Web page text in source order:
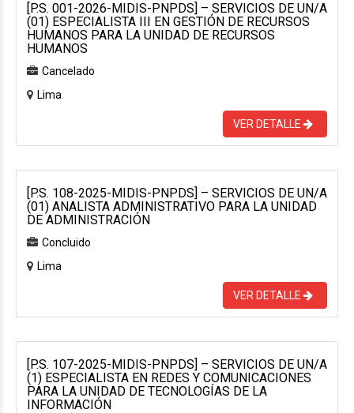
[P.S. 001-2026-MIDIS-PNPDS] – SERVICIOS DE UN/A
(01) ESPECIALISTA III EN GESTIÓN DE RECURSOS
HUMANOS PARA LA UNIDAD DE RECURSOS
HUMANOS
Cancelado
Lima
VER DETALLE
[P.S. 108-2025-MIDIS-PNPDS] – SERVICIOS DE UN/A
(01) ANALISTA ADMINISTRATIVO PARA LA UNIDAD
DE ADMINISTRACIÓN
Concluido
Lima
VER DETALLE
[P.S. 107-2025-MIDIS-PNPDS] – SERVICIOS DE UN/A
(1) ESPECIALISTA EN REDES Y COMUNICACIONES
PARA LA UNIDAD DE TECNOLOGÍAS DE LA
INFORMACIÓN